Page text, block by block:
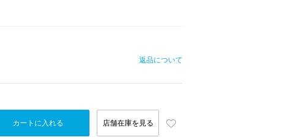
返品について
カートに入れる 店舗在庫を見る